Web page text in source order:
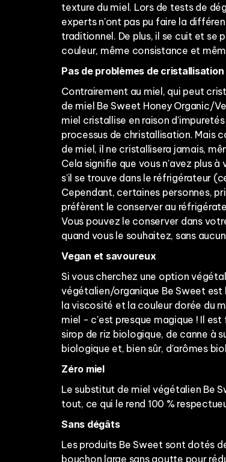
texture du miel. Lors de tests de
experts n'ont pas pu faire la
traditionnel. De plus, il se cuit et se
couleur, même consistance et
Pas de problèmes de cristallisation
Contrairement au miel, qui peut
de miel Be Sweet Honey Organic/
miel cristallise en raison
processus de christallisation. Mais
de miel, il ne cristallisera jamais,
Cela signifie que vous n'avez plus
s'il se trouve dans le réfrigérateur
Cependant, certaines personnes,
préfèrent le conserver au
Vous pouvez le conserver dans
quand vous le souhaitez, sans
Vegan et savoureux
Si vous cherchez une option
végétalien/organique Be Sweet
la viscosité et la couleur dorée du
miel - c'est presque magique ! Il
sirop de riz biologique, de canne à
biologique et, bien sûr, d'arômes
Zéro miel
Le substitut de miel végétalien Be
tout, ce qui le rend 100 %
Sans dégâts
Les produits Be Sweet sont dotés
bouchon large sans goutte pour